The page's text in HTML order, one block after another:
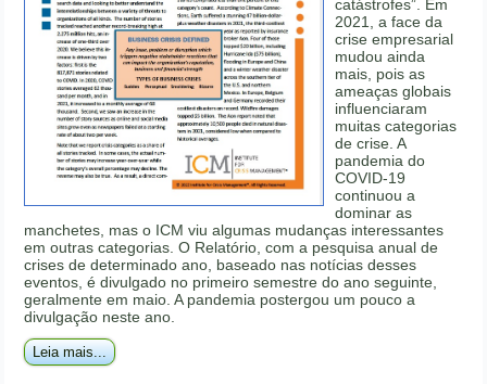
catástrofes”. Em
2021, a face da
crise empresarial
mudou ainda
mais, pois as
ameaças globais
influenciaram
muitas categorias
de crise. A
pandemia do
COVID-19
continuou a
dominar as
manchetes, mas o ICM viu algumas mudanças interessantes
em outras categorias. O Relatório, com a pesquisa anual de
crises de determinado ano, baseado nas notícias desses
eventos, é divulgado no primeiro semestre do ano seguinte,
geralmente em maio. A pandemia postergou um pouco a
divulgação neste ano.
Leia mais...